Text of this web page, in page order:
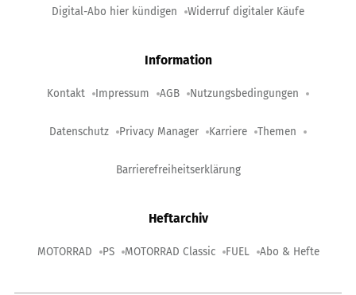
Digital-Abo hier kündigen Widerruf digitaler Käufe
Information
Kontakt Impressum AGB Nutzungsbedingungen
Datenschutz Privacy Manager Karriere Themen
Barrierefreiheitserklärung
Heftarchiv
MOTORRAD PS MOTORRAD Classic FUEL Abo & Hefte